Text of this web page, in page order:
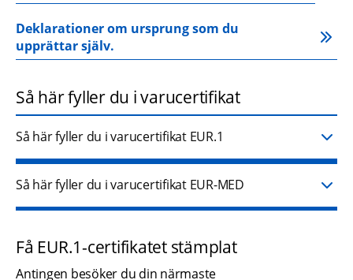
Deklarationer om ursprung som du
upprättar själv.
Så här fyller du i varucertifikat
Så här fyller du i varucertifikat EUR.1
Så här fyller du i varucertifikat EUR-MED
Få EUR.1-certifikatet stämplat
Antingen besöker du din närmaste